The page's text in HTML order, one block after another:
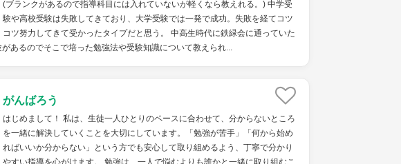
(ブランクがあるので指導科目には入れていないが軽くなら教えれる。) 中学受
験や高校受験は失敗してきており、大学受験では一発で成功。失敗を経てコツ
コツ努力してきて受かったタイプだと思う。 中高生時代に鉄緑会に通っていた
があるのでそこで培った勉強法や受験知識について教えられ...
がんばろう
はじめまして！ 私は、生徒一人ひとりのペースに合わせて、分からないところ
を一緒に解決していくことを大切にしています。「勉強が苦手」「何から始め
ればいいか分からない」という方でも安心して取り組めるよう、丁寧で分かり
やすい指導を心がけます。 勉強は、一人で悩むよりも誰かと一緒に取り組むこ